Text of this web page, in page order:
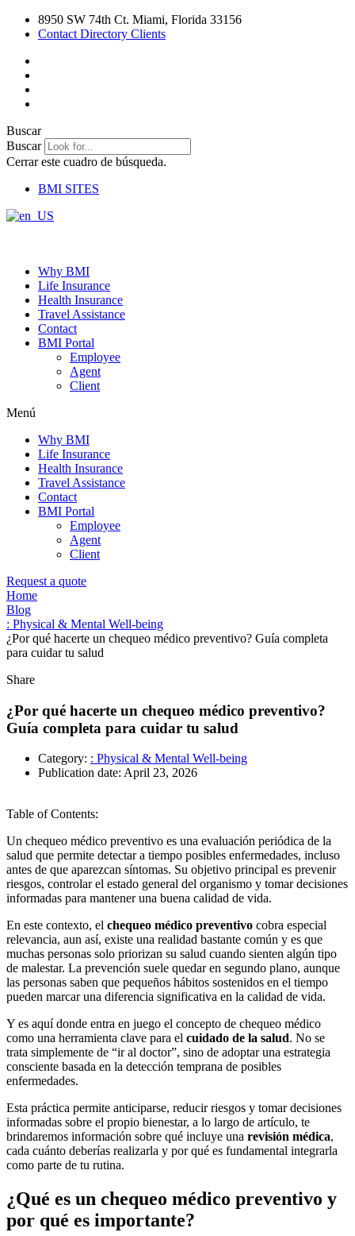
8950 SW 74th Ct. Miami, Florida 33156
Contact Directory Clients
Buscar
Buscar
Cerrar este cuadro de búsqueda.
BMI SITES
Why BMI
Life Insurance
Health Insurance
Travel Assistance
Contact
BMI Portal
Employee
Agent
Client
Menú
Why BMI
Life Insurance
Health Insurance
Travel Assistance
Contact
BMI Portal
Employee
Agent
Client
Request a quote
Home
Blog
: Physical & Mental Well-being
¿Por qué hacerte un chequeo médico preventivo? Guía completa
para cuidar tu salud
Share
¿Por qué hacerte un chequeo médico preventivo?
Guía completa para cuidar tu salud
Category: : Physical & Mental Well-being
Publication date: April 23, 2026
Table of Contents:
Un chequeo médico preventivo es una evaluación periódica de la
salud que permite detectar a tiempo posibles enfermedades, incluso
antes de que aparezcan síntomas. Su objetivo principal es prevenir
riesgos, controlar el estado general del organismo y tomar decisiones
informadas para mantener una buena calidad de vida.
En este contexto, el chequeo médico preventivo cobra especial
relevancia, aun así, existe una realidad bastante común y es que
muchas personas solo priorizan su salud cuando sienten algún tipo
de malestar. La prevención suele quedar en segundo plano, aunque
las personas saben que pequeños hábitos sostenidos en el tiempo
pueden marcar una diferencia significativa en la calidad de vida.
Y es aquí donde entra en juego el concepto de chequeo médico
como una herramienta clave para el cuidado de la salud. No se
trata simplemente de “ir al doctor”, sino de adoptar una estrategia
consciente basada en la detección temprana de posibles
enfermedades.
Esta práctica permite anticiparse, reducir riesgos y tomar decisiones
informadas sobre el propio bienestar, a lo largo de artículo, te
brindaremos información sobre qué incluye una revisión médica,
cada cuánto deberías realizarla y por qué es fundamental integrarla
como parte de tu rutina.
¿Qué es un chequeo médico preventivo y
por qué es importante?